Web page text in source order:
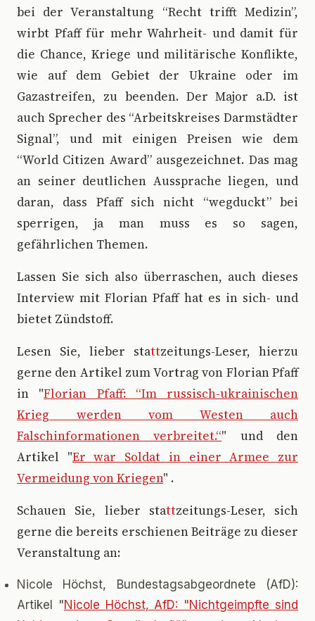
bei der Veranstaltung “Recht trifft Medizin”,
wirbt Pfaff für mehr Wahrheit- und damit für
die Chance, Kriege und militärische Konflikte,
wie auf dem Gebiet der Ukraine oder im
Gazastreifen, zu beenden. Der Major a.D. ist
auch Sprecher des “Arbeitskreises Darmstädter
Signal”, und mit einigen Preisen wie dem
“World Citizen Award” ausgezeichnet. Das mag
an seiner deutlichen Aussprache liegen, und
daran, dass Pfaff sich nicht “wegduckt” bei
sperrigen, ja man muss es so sagen,
gefährlichen Themen.
Lassen Sie sich also überraschen, auch dieses
Interview mit Florian Pfaff hat es in sich- und
bietet Zündstoff.
Lesen Sie, lieber stattzeitungs-Leser, hierzu
gerne den Artikel zum Vortrag von Florian Pfaff
in "Florian Pfaff: “Im russisch-ukrainischen
Krieg werden vom Westen auch
Falschinformationen verbreitet.“" und den
Artikel "Er war Soldat in einer Armee zur
Vermeidung von Kriegen" .
Schauen Sie, lieber stattzeitungs-Leser, sich
gerne die bereits erschienen Beiträge zu dieser
Veranstaltung an:
Nicole Höchst, Bundestagsabgeordnete (AfD):
Artikel "Nicole Höchst, AfD: "Nichtgeimpfte sind